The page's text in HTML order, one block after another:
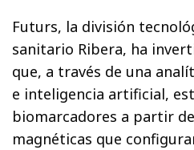
Futurs, la división
sanitario Ribera, ha
que, a través de una
e inteligencia artificial,
biomarcadores a partir
magnéticas que